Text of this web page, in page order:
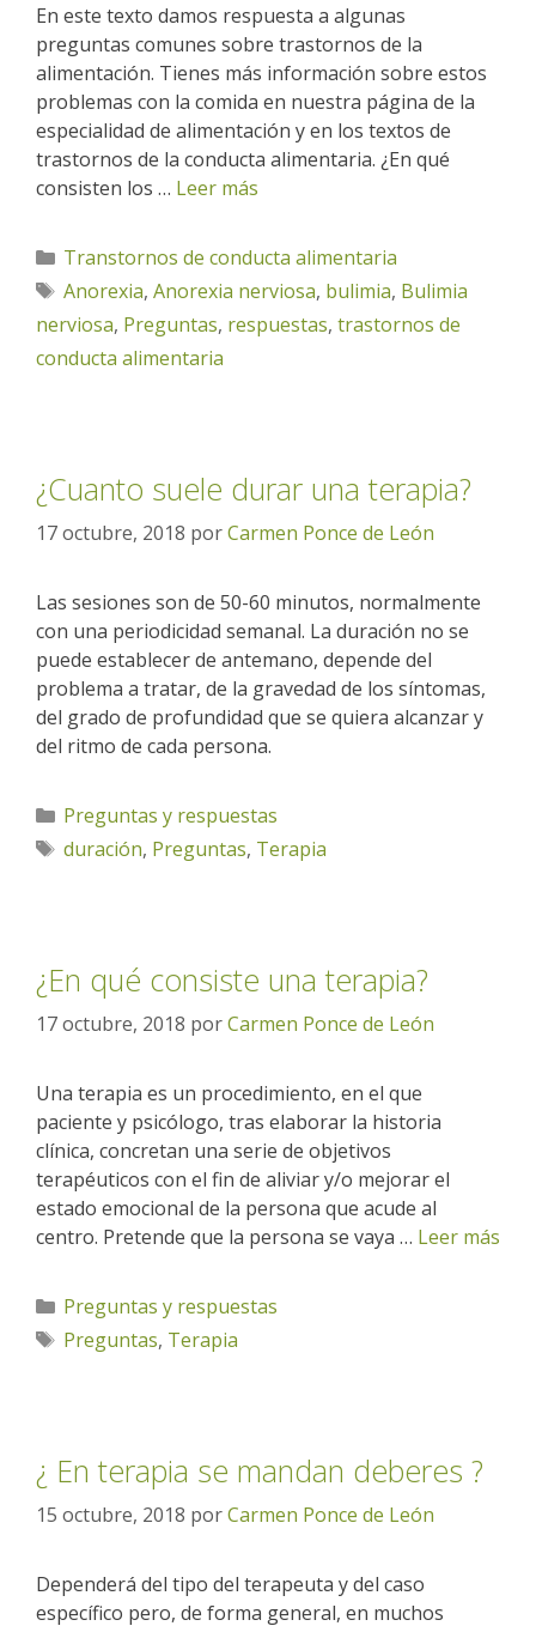
En este texto damos respuesta a algunas
preguntas comunes sobre trastornos de la
alimentación. Tienes más información sobre estos
problemas con la comida en nuestra página de la
especialidad de alimentación y en los textos de
trastornos de la conducta alimentaria. ¿En qué
consisten los … Leer más
Categorías
Transtornos de conducta alimentaria
Etiquetas
Anorexia, Anorexia nerviosa, bulimia, Bulimia
nerviosa, Preguntas, respuestas, trastornos de
conducta alimentaria
¿Cuanto suele durar una terapia?
17 octubre, 2018 porCarmen Ponce de León
Las sesiones son de 50-60 minutos, normalmente
con una periodicidad semanal. La duración no se
puede establecer de antemano, depende del
problema a tratar, de la gravedad de los síntomas,
del grado de profundidad que se quiera alcanzar y
del ritmo de cada persona.
Categorías
Preguntas y respuestas
Etiquetas
duración, Preguntas, Terapia
¿En qué consiste una terapia?
17 octubre, 2018 porCarmen Ponce de León
Una terapia es un procedimiento, en el que
paciente y psicólogo, tras elaborar la historia
clínica, concretan una serie de objetivos
terapéuticos con el fin de aliviar y/o mejorar el
estado emocional de la persona que acude al
centro. Pretende que la persona se vaya … Leer más
Categorías
Preguntas y respuestas
Etiquetas
Preguntas, Terapia
¿ En terapia se mandan deberes ?
15 octubre, 2018 porCarmen Ponce de León
Dependerá del tipo del terapeuta y del caso
específico pero, de forma general, en muchos